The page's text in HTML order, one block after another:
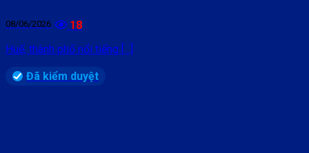
08/06/2026
18
Huế, thành phố nổi tiếng [...]
Đã kiểm duyệt